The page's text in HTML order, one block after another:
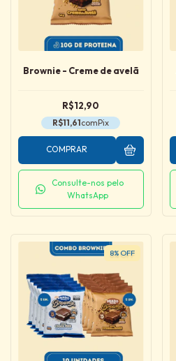
Brownie - Creme de avelã
R$12,90
R$11,61comPix
COMPRAR
Consulte-nos pelo
WhatsApp
8% OFF